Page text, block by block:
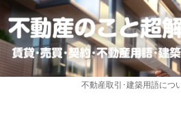
不動産取引･建築用語につ